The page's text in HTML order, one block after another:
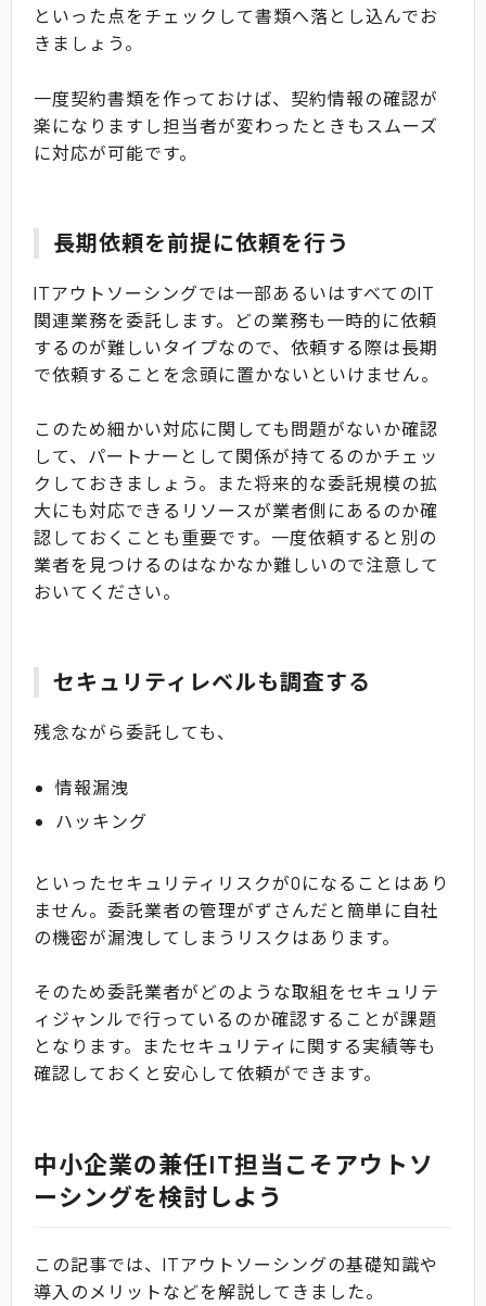
といった点をチェックして書類へ落とし込んでお
きましょう。
一度契約書類を作っておけば、契約情報の確認が
楽になりますし担当者が変わったときもスムーズ
に対応が可能です。
長期依頼を前提に依頼を行う
ITアウトソーシングでは一部あるいはすべてのIT
関連業務を委託します。どの業務も一時的に依頼
するのが難しいタイプなので、依頼する際は長期
で依頼することを念頭に置かないといけません。
このため細かい対応に関しても問題がないか確認
して、パートナーとして関係が持てるのかチェッ
クしておきましょう。また将来的な委託規模の拡
大にも対応できるリソースが業者側にあるのか確
認しておくことも重要です。一度依頼すると別の
業者を見つけるのはなかなか難しいので注意して
おいてください。
セキュリティレベルも調査する
残念ながら委託しても、
情報漏洩
ハッキング
といったセキュリティリスクが0になることはあり
ません。委託業者の管理がずさんだと簡単に自社
の機密が漏洩してしまうリスクはあります。
そのため委託業者がどのような取組をセキュリテ
ィジャンルで行っているのか確認することが課題
となります。またセキュリティに関する実績等も
確認しておくと安心して依頼ができます。
中小企業の兼任IT担当こそアウトソ
ーシングを検討しよう
この記事では、ITアウトソーシングの基礎知識や
導入のメリットなどを解説してきました。